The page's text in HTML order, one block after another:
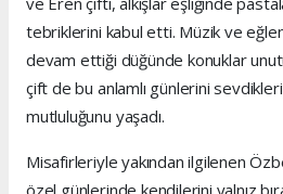
tebriklerini kabul etti. Müzik ve
devam ettiği düğünde konuklar
çift de bu anlamlı günlerini
mutluluğunu yaşadı.
Misafirleriyle yakından ilgilenen
özel günlerinde kendilerini yalnız